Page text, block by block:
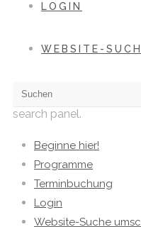
LOGIN
WEBSITE-
search panel.
Beginne hier!
Programme
Terminbuchung
Login
Website-Suche